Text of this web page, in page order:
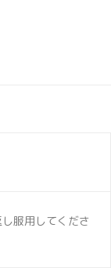
服用してくださ